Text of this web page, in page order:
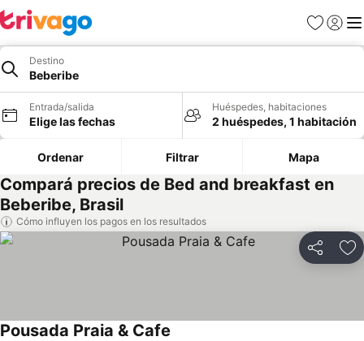
Favoritos
Iniciar
Destino
Beberibe
Entrada/salida
Elige las fechas
Huéspedes, habitaciones
2 huéspedes, 1 habitación
Ordenar Filtrar Mapa
Compará precios de Bed and breakfast en
Beberibe, Brasil
Cómo influyen los pagos en los resultados
Compartir
Pousada Praia & Cafe